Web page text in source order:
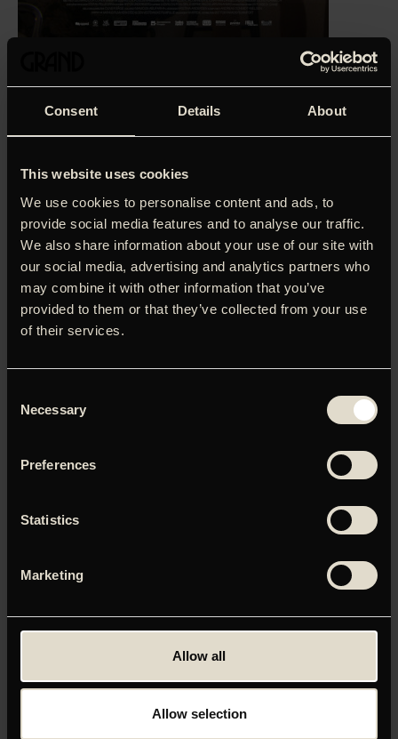
Consent Details About
This website uses cookies
We use cookies to personalise content and ads, to
provide social media features and to analyse our traffic.
We also share information about your use of our site with
our social media, advertising and analytics partners who
may combine it with other information that you’ve
provided to them or that they’ve collected from your use
of their services.
Selection
Necessary
Preferences
Statistics
Marketing
Allow all
Allow selection
her): ‘Se
gennem Aske’ er en både vovet og inderlig debutfilm om
Christian, en ung homoseksuel fyr i 20’erne, som forsøger
at komme sig over hjertesorgen fra sin første store
kærlighed. Gennem dating-apps kaster han sig ud i en
noget (eller nogen), der kan udfylde tomrummet i hans
hjerte. Begær, passion og besættelse kolliderer i hans
kaotiske jagt efter kærligheden – og sig selv – i dette dybt
personlige drama.
English synopsis:
SE GENNEM ASKE is a daring and heartfelt debut film
about Christian, a young twenty-something gay man, who
is trying to get over the heartbreak of his first love.
apps, he goes through a whirlwind of experiences, passion